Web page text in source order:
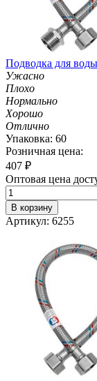
Подводка для
Ужасно
Плохо
Нормально
Хорошо
Отлично
Упаковка: 60
Розничная цена:
407 ₽
Оптовая цена
В корзину
Артикул: 6255